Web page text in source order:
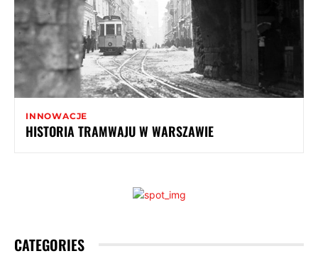
INNOWACJE
HISTORIA TRAMWAJU W WARSZAWIE
CATEGORIES